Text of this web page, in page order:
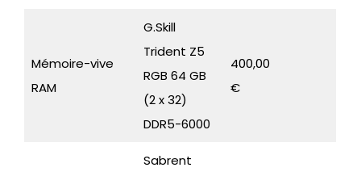
Mémoire-vive
RAM
G.Skill
Trident Z5
RGB 64 GB
(2 x 32)
DDR5-6000
400,00
€
Sabrent